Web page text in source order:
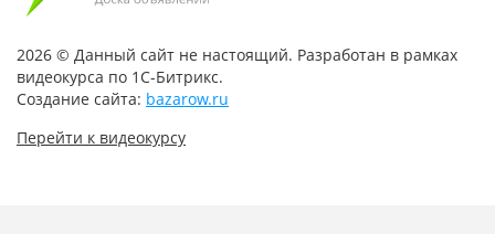
2026 © Данный сайт не настоящий. Разработан в рамках
видеокурса по 1С-Битрикс.
Создание сайта: bazarow.ru
Перейти к видеокурсу